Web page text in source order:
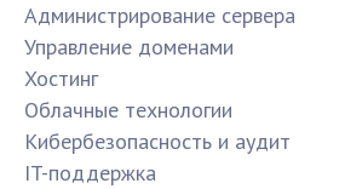
Администрирование сервера
Управление доменами
Хостинг
Облачные технологии
Кибербезопасность и аудит
IT-поддержка